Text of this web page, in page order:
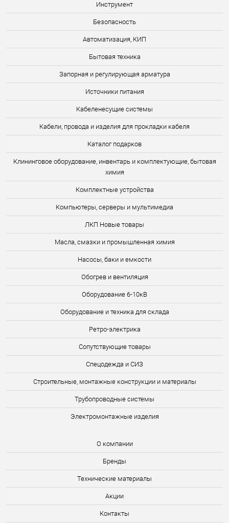
Инструмент
Безопасность
Автоматизация, КИП
Бытовая техника
Запорная и регулирующая арматура
Источники питания
Кабеленесущие системы
Кабели, провода и изделия для прокладки кабеля
Каталог подарков
Клининговое оборудование, инвентарь и комплектующие, бытовая
химия
Комплектные устройства
Компьютеры, серверы и мультимедиа
ЛКП Новые товары
Масла, смазки и промышленная химия
Насосы, баки и емкости
Обогрев и вентиляция
Оборудование 6-10кВ
Оборудование и техника для склада
Ретро-электрика
Сопутствующие товары
Спецодежда и СИЗ
Строительные, монтажные конструкции и материалы
Трубопроводные системы
Электромонтажные изделия
О компании
Бренды
Технические материалы
Акции
Контакты